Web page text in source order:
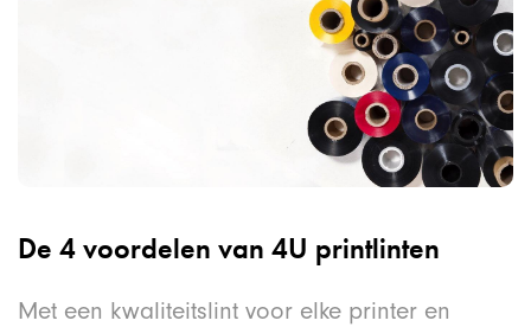
De 4 voordelen van 4U printlinten
Met een kwaliteitslint voor elke printer en